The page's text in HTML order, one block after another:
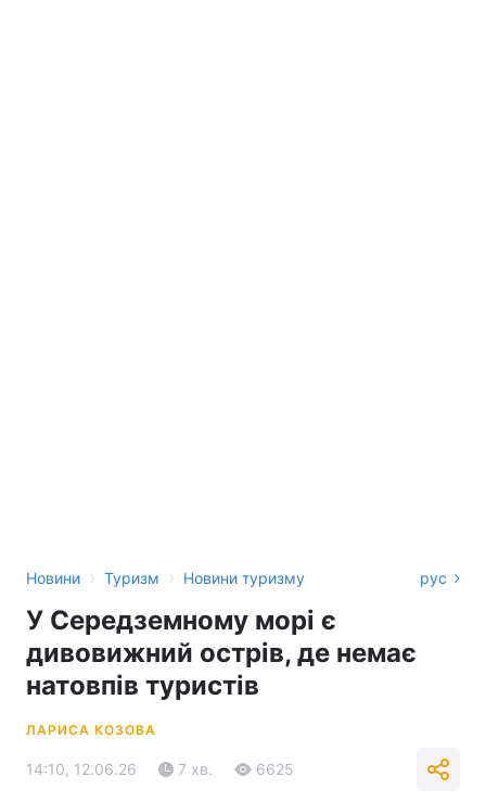
Новини › Туризм › Новини туризму рус
У Середземному морі є
дивовижний острів, де немає
натовпів туристів
ЛАРИСА КОЗОВА
14:10, 12.06.26 7 хв. 6625